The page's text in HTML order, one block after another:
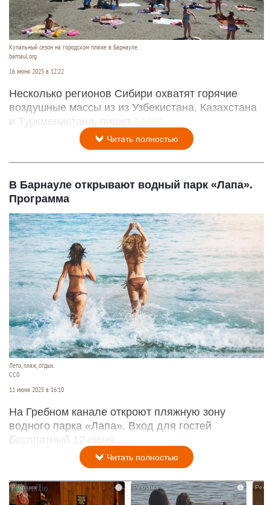
Купальный сезон на городском пляже в Барнауле.
barnaul.org
16 июня 2025 в 12:22
Несколько регионов Сибири охватят горячие
воздушные массы из из Узбекистана, Казахстана
и Туркменистана, пишет ТАСС
Читать полностью
В Барнауле открывают водный парк «Лапа».
Программа
Лето, пляж, отдых.
CC0
11 июня 2025 в 16:10
На Гребном канале откроют пляжную зону
водного парка «Лапа». Вход для гостей
бесплатный 12 июня.
Читать полностью
i